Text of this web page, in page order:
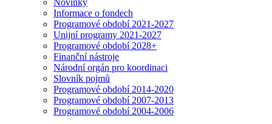
Novinky
Informace o fondech
Programové období 2021-2027
Unijní programy 2021-2027
Programové období 2028+
Finanční nástroje
Národní orgán pro koordinaci
Slovník pojmů
Programové období 2014-2020
Programové období 2007-2013
Programové období 2004-2006